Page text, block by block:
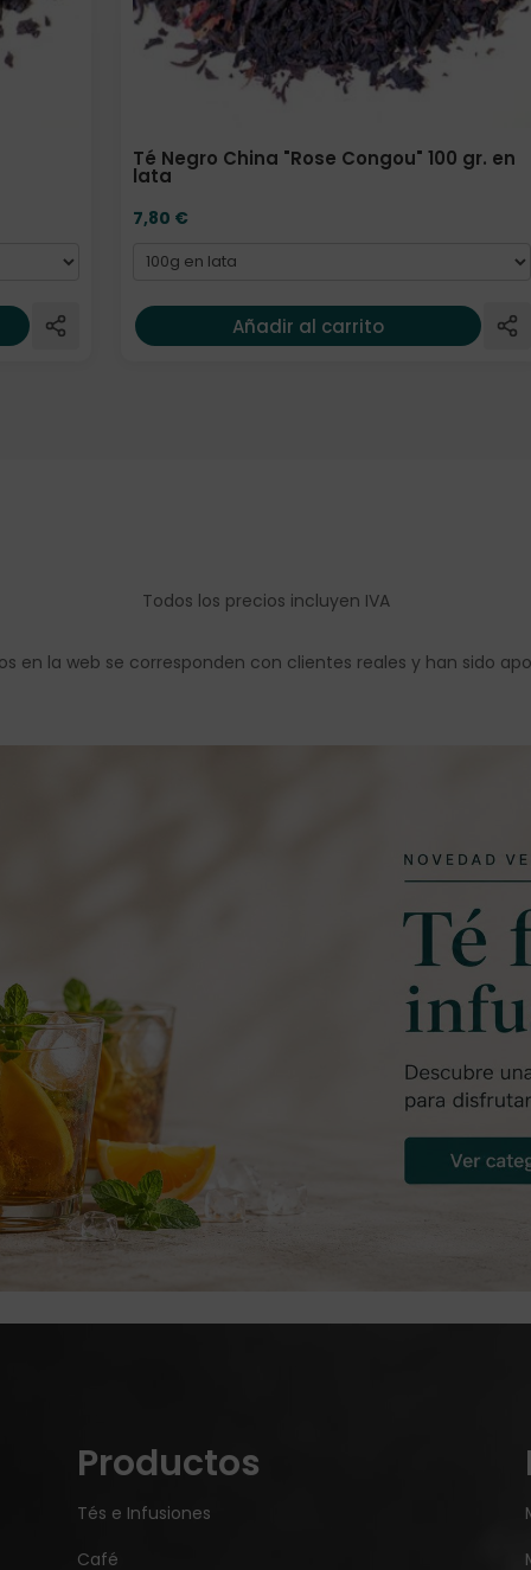
Té Negro China "Rose Congou" 100 gr. en
lata
7,80 €
Añadir al carrito
Todos los precios incluyen IVA
en la web se corresponden con clientes reales y han sido
Productos
Tés e Infusiones
Café